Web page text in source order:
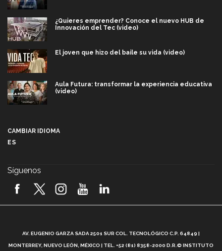
¿Quieres emprender? Conoce el nuevo HUB de
Innovación del Tec (video)
El joven que hizo del baile su vida (video)
Aula Futura: transformar la experiencia educativa
(video)
2026! (video)
¿Cómo es el Modelo Educativo Tec? (video)
CAMBIAR IDIOMA
ES
Síguenos
AV. EUGENIO GARZA SADA 2501 SUR COL. TECNOLÓGICO C.P. 64849 |
MONTERREY, NUEVO LEÓN, MÉXICO | TEL. +52 (81) 8358-2000 D.R.© INSTITUTO